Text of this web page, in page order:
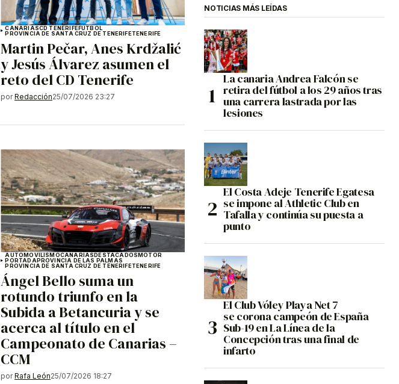
CANARIASCD TENERIFEFÚTBOL
PROVINCIA DE SANTA CRUZ DE TENERIFETENERIFE
Martin Pečar, Anes Krdžalić
y Jesús Álvarez asumen el
reto del CD Tenerife
por Redacción25/07/2026 23:27
AUTOMOVILISMOCANARIASDESTACADOSMOTOR
PORTADAPROVINCIA DE LAS PALMAS
PROVINCIA DE SANTA CRUZ DE TENERIFETENERIFE
Ángel Bello suma un
rotundo triunfo en la
Subida a Betancuria y se
acerca al título en el
Campeonato de Canarias –
CCM
por Rafa León25/07/2026 18:27
NOTICIAS MÁS LEÍDAS
La canaria Andrea Falcón se
retira del fútbol a los 29 años tras
una carrera lastrada por las
lesiones
El Costa Adeje Tenerife Egatesa
se impone al Athletic Club en
Tafalla y continúa su puesta a
punto
El Club Vóley Playa Net 7
se corona campeón de España
Sub-19 en La Línea de la
Concepción tras una final de
infarto